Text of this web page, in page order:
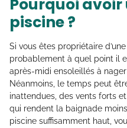
Pourquoi avoir
piscine ?
Si vous êtes propriétaire
probablement à quel point il
après-midi ensoleillés à
Néanmoins, le temps peut
inattendues, des vents forts
qui rendent la baignade
piscine suffisamment haut,